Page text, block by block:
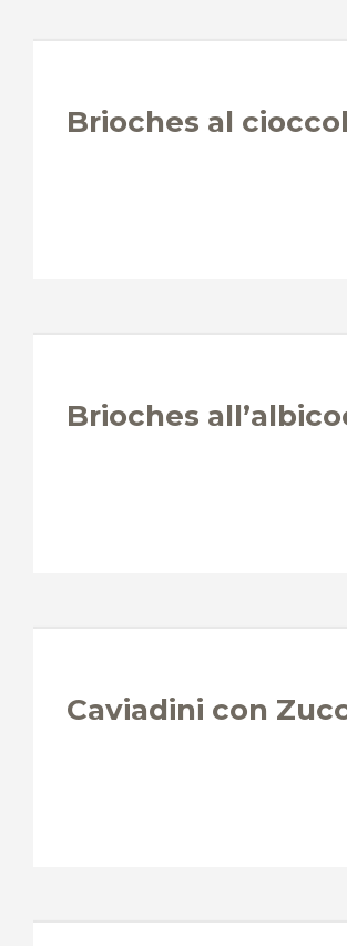
Brioches al
Brioches
Caviadini con